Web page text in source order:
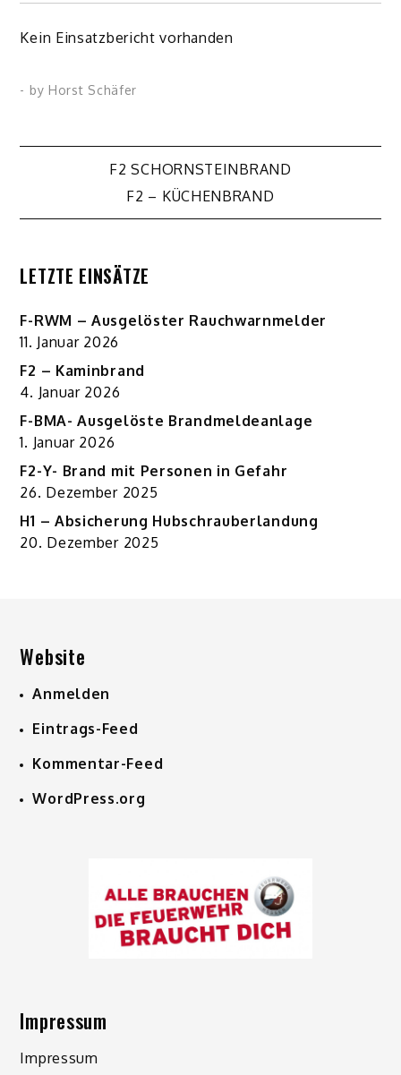
Kein Einsatzbericht vorhanden
- by Horst Schäfer
Beitragsnavigation
F2 SCHORNSTEINBRAND
F2 – KÜCHENBRAND
LETZTE EINSÄTZE
F-RWM – Ausgelöster Rauchwarnmelder
11. Januar 2026
F2 – Kaminbrand
4. Januar 2026
F-BMA- Ausgelöste Brandmeldeanlage
1. Januar 2026
F2-Y- Brand mit Personen in Gefahr
26. Dezember 2025
H1 – Absicherung Hubschrauberlandung
20. Dezember 2025
Website
Anmelden
Eintrags-Feed
Kommentar-Feed
WordPress.org
Impressum
Impressum